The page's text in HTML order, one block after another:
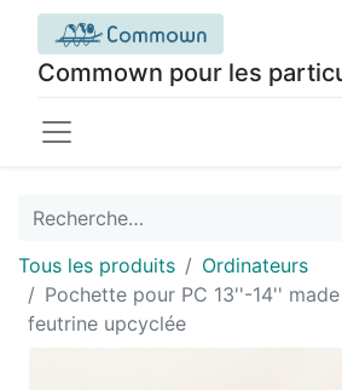
Commown pour les
Tous les produits
Ordinateurs
Pochette pour PC 13''-14''
feutrine upcyclée